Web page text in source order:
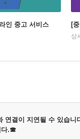
인 중고 서비스 [
상
결이 지연될 수 있습니
다.☎